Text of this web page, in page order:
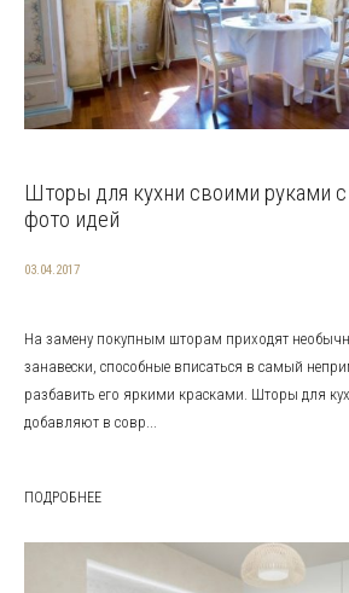
Шторы для кухни своими руками
фото идей
03.04.2017
На замену покупным шторам приходят
занавески, способные вписаться в самый
разбавить его яркими красками. Шторы для
добавляют в совр...
ПОДРОБНЕЕ